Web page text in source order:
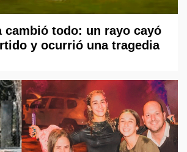
cambió todo: un rayo cayó
y ocurrió una tragedia